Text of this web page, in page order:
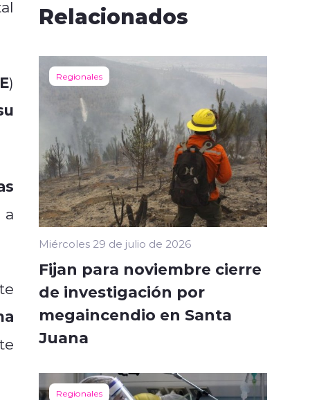
)
a
Relacionados
Regionales
Miércoles 29 de julio de 2026
Fijan para noviembre cierre
de investigación por
megaincendio en Santa
Juana
Regionales